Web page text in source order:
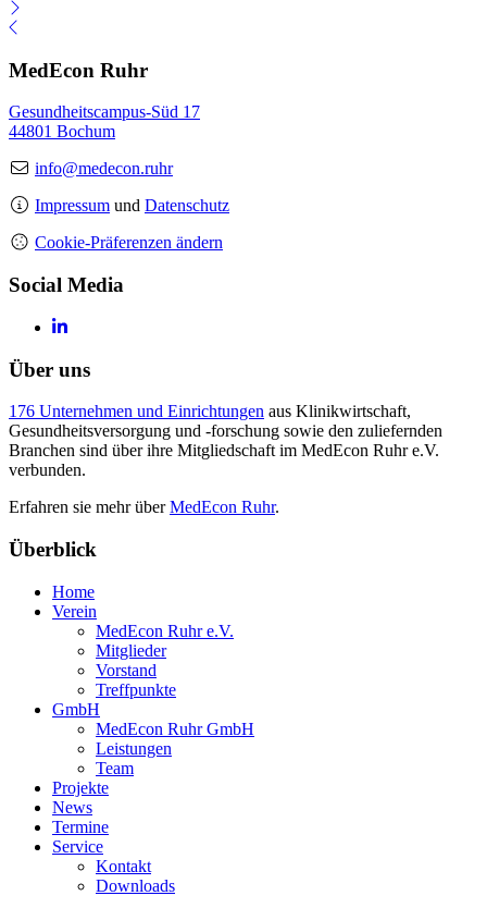
MedEcon Ruhr
Gesundheitscampus-Süd 17
44801 Bochum
info@medecon.ruhr
Impressum und Datenschutz
Cookie-Präferenzen ändern
Social Media
Über uns
176 Unternehmen und Einrichtungen aus Klinikwirtschaft,
Gesundheitsversorgung und -forschung sowie den zuliefernden
Branchen sind über ihre Mitgliedschaft im MedEcon Ruhr e.V.
verbunden.
Erfahren sie mehr überMedEcon Ruhr.
Überblick
Home
Verein
MedEcon Ruhr e.V.
Mitglieder
Vorstand
Treffpunkte
GmbH
MedEcon Ruhr GmbH
Leistungen
Team
Projekte
News
Termine
Service
Kontakt
Downloads